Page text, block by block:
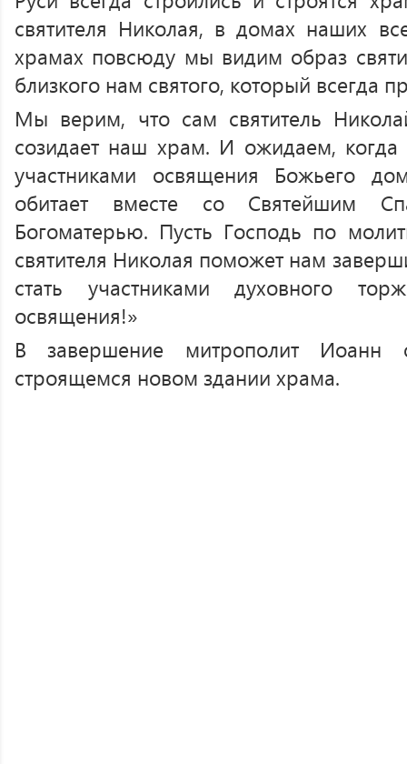
святителя Николая, в домах наших
храмах повсюду мы видим образ
близкого нам святого, который всегда
Мы верим, что сам святитель
созидает наш храм. И ожидаем, когда
участниками освящения Божьего
обитает вместе со Святейшим
Богоматерью. Пусть Господь по
святителя Николая поможет нам
стать участниками духовного
освящения!»
В завершение митрополит Иоанн
строящемся новом здании храма.